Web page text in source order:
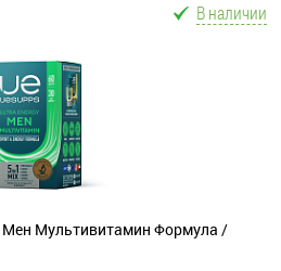
В наличии
Мен Мультивитамин Формула /